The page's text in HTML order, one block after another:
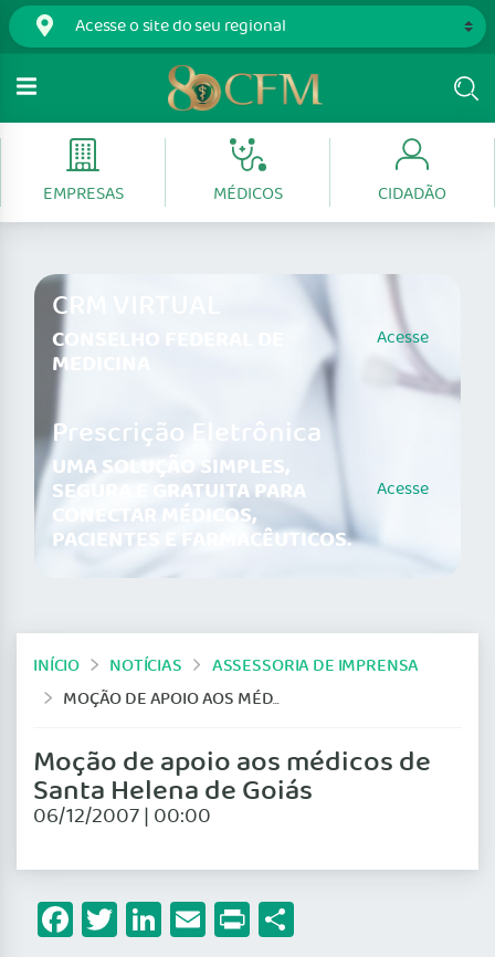
EMPRESAS MÉDICOS CIDADÃO
CRM VIRTUAL
CONSELHO FEDERAL DE
MEDICINA
Acesse
Prescrição Eletrônica
UMA SOLUÇÃO SIMPLES,
SEGURA E GRATUITA PARA
CONECTAR MÉDICOS,
PACIENTES E FARMACÊUTICOS.
Acesse
INÍCIO NOTÍCIAS
ASSESSORIA DE IMPRENSA
MOÇÃO DE APOIO AOS MÉDICOS DE SANTA HELENA DE GOIÁS
Moção de apoio aos médicos de
Santa Helena de Goiás
06/12/2007 | 00:00
Facebook
Twitter
LinkedIn
Email
Print